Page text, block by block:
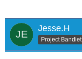
Jesse.H
Project Bandiet